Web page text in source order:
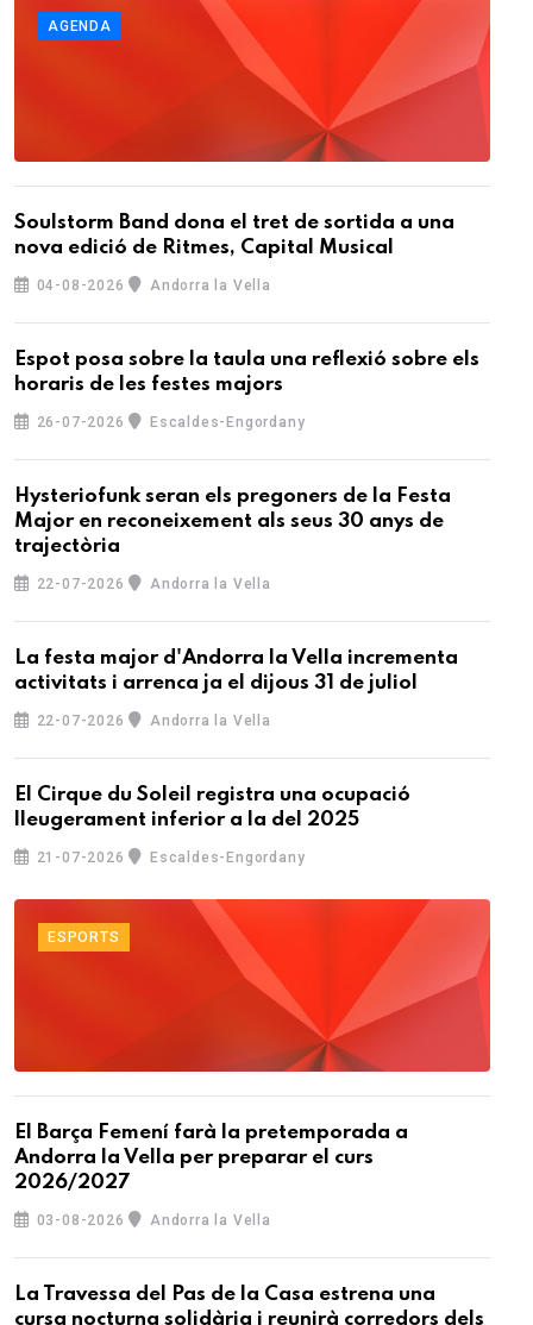
AGENDA
Soulstorm Band dona el tret de sortida a una
nova edició de Ritmes, Capital Musical
04-08-2026 Andorra la Vella
Espot posa sobre la taula una reflexió sobre els
horaris de les festes majors
26-07-2026 Escaldes-Engordany
Hysteriofunk seran els pregoners de la Festa
Major en reconeixement als seus 30 anys de
trajectòria
22-07-2026 Andorra la Vella
La festa major d'Andorra la Vella incrementa
activitats i arrenca ja el dijous 31 de juliol
22-07-2026 Andorra la Vella
El Cirque du Soleil registra una ocupació
lleugerament inferior a la del 2025
21-07-2026 Escaldes-Engordany
ESPORTS
El Barça Femení farà la pretemporada a
Andorra la Vella per preparar el curs
2026/2027
03-08-2026 Andorra la Vella
La Travessa del Pas de la Casa estrena una
cursa nocturna solidària i reunirà corredors dels